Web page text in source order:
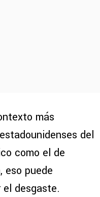
más
del
como el de
eso puede
desgaste.